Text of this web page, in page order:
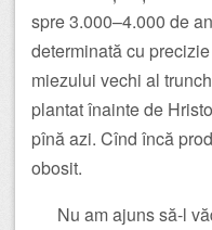
spre 3.000–4.000 de
determinată cu
miezului vechi al
plantat înainte de
pînă azi. Cînd încă
obosit.
Nu am ajuns să-l